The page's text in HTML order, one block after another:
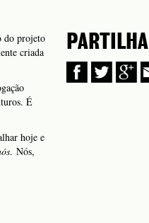
do projeto
criada
É
hoje e
. Nós,
PARTILHA